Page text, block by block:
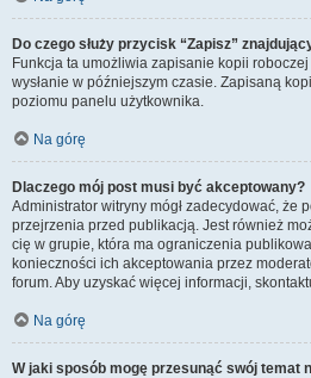
Do czego służy przycisk “Zapisz”
Funkcja ta umożliwia zapisanie kopii
wysłanie w późniejszym czasie. Zapisaną
poziomu panelu użytkownika.
Na górę
Dlaczego mój post musi być akceptowany?
Administrator witryny mógł zadecydować, że
przejrzenia przed publikacją. Jest również
cię w grupie, która ma ograniczenia
konieczności ich akceptowania przez
forum. Aby uzyskać więcej informacji,
Na górę
W jaki sposób mogę przesunąć swój temat